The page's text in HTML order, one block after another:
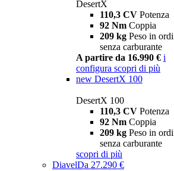
DesertX
110,3 CV Potenza
92 Nm Coppia
209 kg Peso in
senza carburante
A partire da 16.990 € i
configura scopri di più
new DesertX 100
DesertX 100
110,3 CV Potenza
92 Nm Coppia
209 kg Peso in
senza carburante
scopri di più
DiavelDa 27.290 €